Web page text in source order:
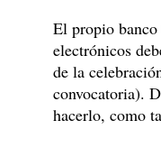
El propio banco
electrónicos
de la
convocatoria).
hacerlo, como